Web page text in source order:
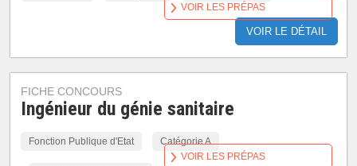
VOIR LE DÉTAIL
VOIR LES PRÉPAS
FICHE CONCOURS
Ingénieur du génie sanitaire
Fonction Publique d'Etat Catégorie A
VOIR LES PRÉPAS